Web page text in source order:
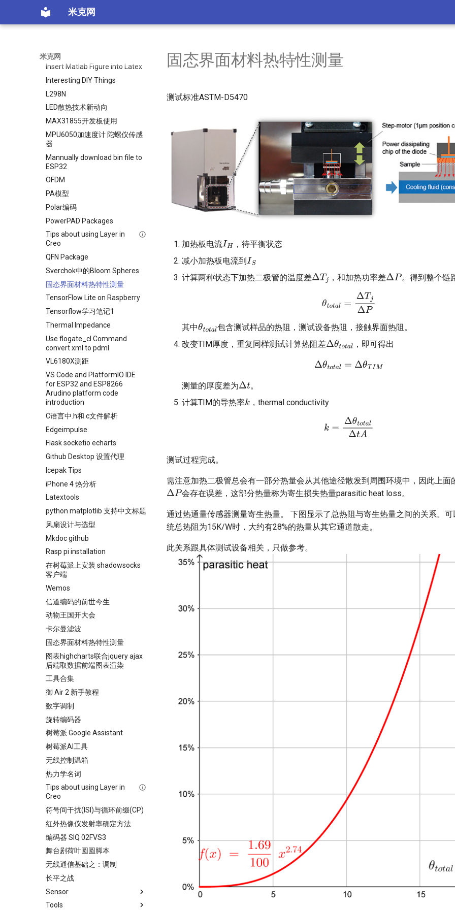
米克网
米克网
Hugo on VPS with Git
处？
Insert Matlab Figure into Latex
Interesting DIY Things
L298N
LED散热技术新动向
MAX31855开发板使用
MPU6050加速度计 陀螺仪传感
器
Mannually download bin file to
ESP32
OFDM
PA模型
Polar编码
PowerPAD Packages
Tips about using Layer in
Creo
QFN Package
Sverchok中的Bloom Spheres
固态界面材料热特性测量
TensorFlow Lite on Raspberry
Tensorflow学习笔记1
Thermal Impedance
Use flogate_cl Command
convert xml to pdml
VL6180X测距
VS Code and PlatformIO IDE
for ESP32 and ESP8266
Arudino platform code
introduction
C语言中.h和.c文件解析
Edgeimpulse
Flask socketio echarts
Github Desktop 设置代理
Icepak Tips
iPhone 4 热分析
Latextools
python matplotlib 支持中文标题
风扇设计与选型
Mkdoc github
Rasp pi installation
在树莓派上安装 shadowsocks
客户端
Wemos
信道编码的前世今生
动物王国开大会
卡尔曼滤波
固态界面材料热特性测量
图表highcharts联合jquery ajax
后端取数据前端图表渲染
工具合集
御 Air 2 新手教程
数字调制
旋转编码器
树莓派 Google Assistant
树莓派AI工具
无线控制温箱
热力学名词
Tips about using Layer in
Creo
符号间干扰(ISI)与循环前缀(CP)
红外热像仪发射率确定方法
编码器 SIQ 02FVS3
舞台剧荷叶圆圆脚本
无线通信基础之：调制
长平之战
Sensor
Sensor滤波
Tools
固态界面材料热特性测量
测试标准ASTM-D5470
加热板电流IH
，待平衡状态
减小加热板电流到IS
计算两种状态下加热二极管的温度差ΔTj ，和加热功率差ΔP 。得到整个链
θtota l=ΔTjΔP
其中θtotal包含测试样品的热阻，测试设备热阻，接触界面热阻。
改变TIM厚度，重复同样测试计算热阻差Δθtotal ，即可得出
测量的厚度差为Δt 。
计算TIM的导热率k，thermal conductivity
k =Δ otalΔt
测试过程完成。
需注意加热二极管总会有一部分热量会从其他途径散发到周围环境中，因此上面
ΔP 会存在误差，这部分热量称为寄生损失热量parasitic heat loss。
通过热通量传感器测量寄生热量。 下图显示了总热阻与寄生热量之间的关系。
统总热阻为15K/W时，大约有28%的热量从其它通道散走。
此关系跟具体测试设备相关，只做参考。